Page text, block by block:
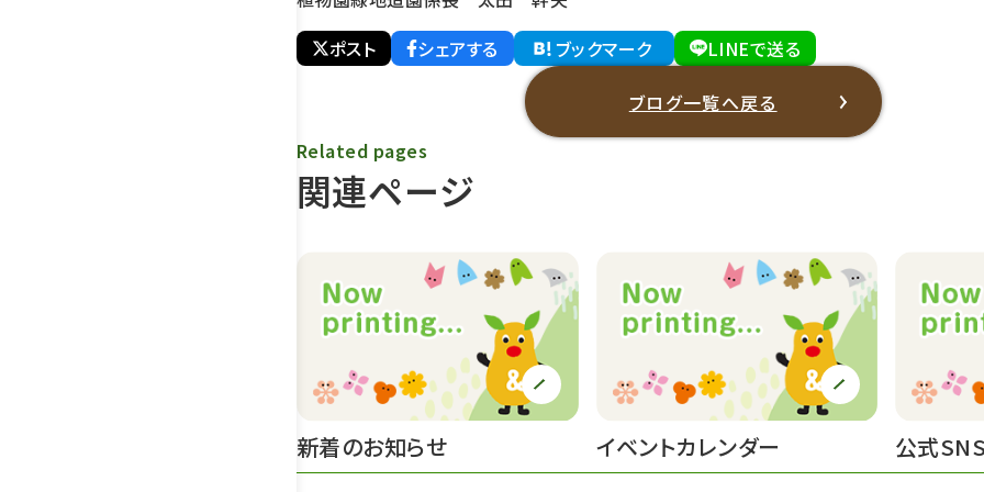
ポスト
シェアする ブックマーク LINEで送る
ブログ一覧へ戻る
関連ページ
Related pages
新着のお知らせ イベントカレンダー 公式